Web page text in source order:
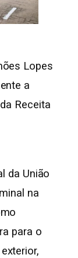
Lopes
a
Receita
da União
na
para o